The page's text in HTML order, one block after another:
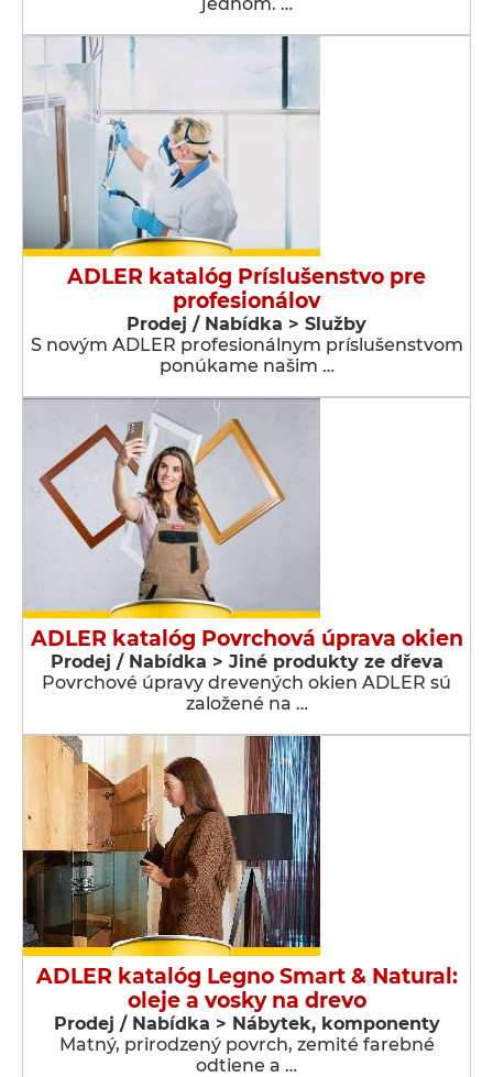
ADLER katalóg Príslušenstvo pre
profesionálov
Prodej / Nabídka > Služby
S novým ADLER profesionálnym príslušenstvom
ponúkame našim …
ADLER katalóg Povrchová úprava okien
Prodej / Nabídka > Jiné produkty ze dřeva
Povrchové úpravy drevených okien ADLER sú
založené na …
ADLER katalóg Legno Smart & Natural:
oleje a vosky na drevo
Prodej / Nabídka > Nábytek, komponenty
Matný, prirodzený povrch, zemité farebné
odtiene a …